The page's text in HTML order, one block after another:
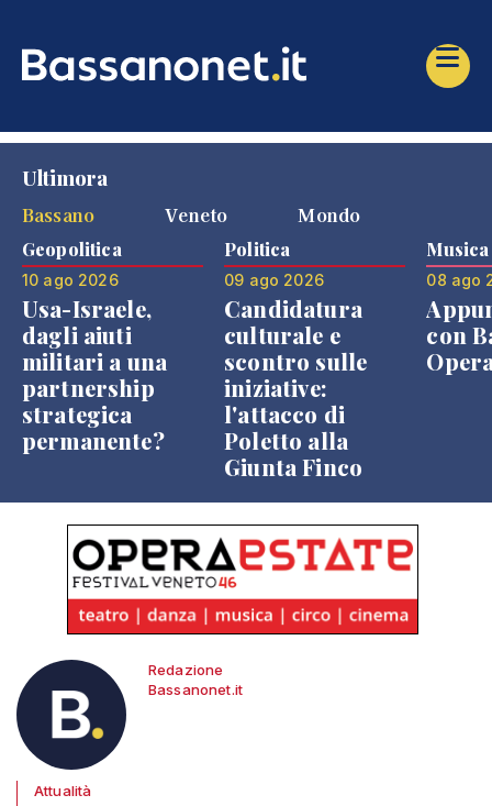
Ultimora
Bassano
Veneto Mondo
Geopolitica
10 ago 2026
Usa-Israele,
dagli aiuti
militari a una
partnership
strategica
permanente?
Politica
09 ago 2026
Candidatura
culturale e
scontro sulle
iniziative:
l'attacco di
Poletto alla
Giunta Finco
Musica
08 ago
con
Redazione
Bassanonet.it
Attualità